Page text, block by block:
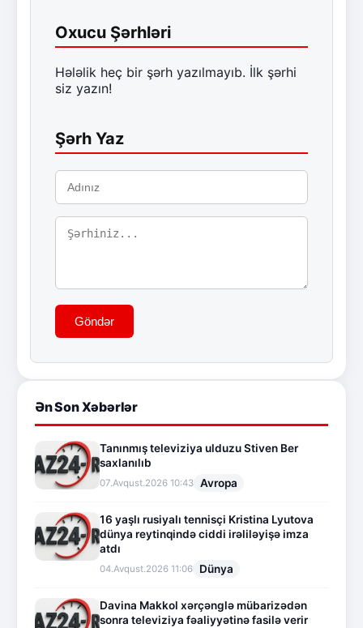
Oxucu Şərhləri
Hələlik heç bir şərh yazılmayıb. İlk şərhi
siz yazın!
Şərh Yaz
Göndər
Ən Son Xəbərlər
Tanınmış televiziya ulduzu Stiven Ber
saxlanılıb
07.Avqust.2026 10:43 Avropa
16 yaşlı rusiyalı tennisçi Kristina Lyutova
dünya reytinqində ciddi irəliləyişə imza
atdı
04.Avqust.2026 11:06 Dünya
Davina Makkol xərçənglə mübarizədən
sonra televiziya fəaliyyətinə fasilə verir